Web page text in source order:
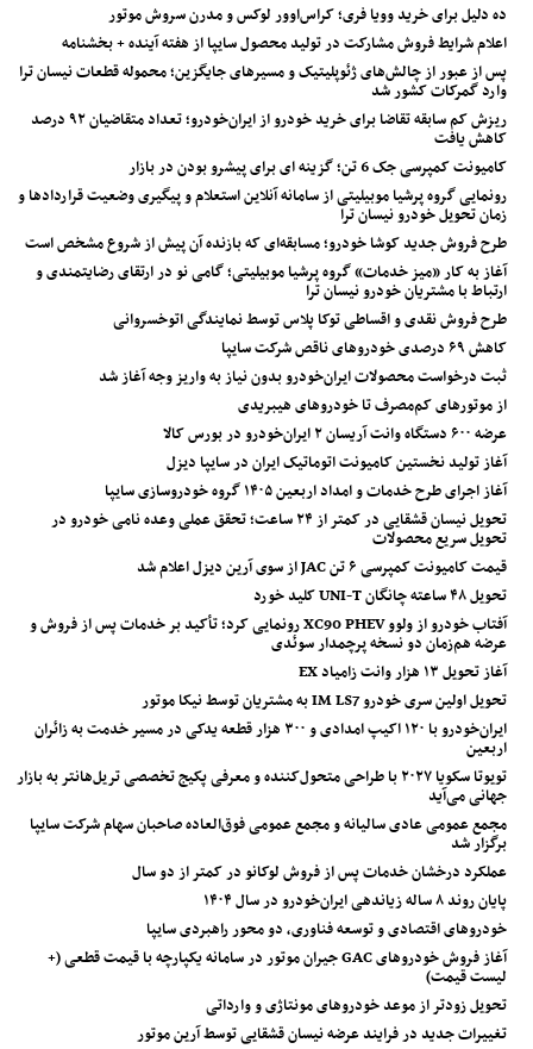
ده دلیل برای خرید وویا فری؛ کراس‌اوور لوکس و مدرن سروش موتور
اعلام شرایط فروش مشارکت در تولید محصول سایپا از هفته آینده + بخشنامه
پس از عبور از چالش‌های ژئوپلیتیک و مسیرهای جایگزین؛ محموله قطعات نیسان ترا
وارد گمرکات کشور شد
ریزش کم‌ سابقه تقاضا برای خرید خودرو از ایران‌خودرو؛ تعداد متقاضیان ۹۲ درصد
کاهش یافت
کامیونت کمپرسی جک 6 تن؛ گزینه ای برای پیشرو بودن در بازار
رونمایی گروه پرشیا موبیلیتی از سامانه آنلاین استعلام و پیگیری وضعیت قراردادها و
زمان تحویل خودرو نیسان ترا
طرح فروش جدید کوشا خودرو؛ مسابقه‌ای که بازنده آن پیش از شروع مشخص است
آغاز به کار «میز خدمات» گروه پرشیا موبیلیتی؛ گامی نو در ارتقای رضایتمندی و
ارتباط با مشتریان خودرو نیسان ترا
طرح فروش نقدی و اقساطی توکا پلاس توسط نمایندگی اتوخسروانی
کاهش ۶۹ درصدی خودروهای ناقص شرکت سایپا
ثبت درخواست محصولات ایران‌خودرو بدون نیاز به واریز وجه آغاز شد
از موتورهای کم‌مصرف تا خودروهای هیبریدی
عرضه ۶۰۰ دستگاه وانت آریسان ۲ ایران‌خودرو در بورس کالا
آغاز تولید نخستین کامیونت اتوماتیک ایران در سایپا دیزل
آغاز اجرای طرح خدمات و امداد اربعین ۱۴۰۵ گروه خودروسازی سایپا
تحویل نیسان قشقایی در کمتر از ۲۴ ساعت؛ تحقق عملی وعده نامی خودرو در
تحویل سریع محصولات
قیمت کامیونت کمپرسی ۶ تن JAC از سوی آرین دیزل اعلام شد
تحویل ۴۸ ساعته چانگان UNI-T کلید خورد
آفتاب خودرو از ولوو XC90 PHEV رونمایی کرد؛ تأکید بر خدمات پس از فروش و
عرضه هم‌زمان دو نسخه پرچمدار سوئدی
آغاز تحویل ۱۳ هزار وانت زامیاد EX
تحویل اولین سری خودرو IM LS7 به مشتریان توسط نیکا موتور
ایران‌خودرو با ۱۲۰ اکیپ امدادی و ۳۰۰ هزار قطعه یدکی در مسیر خدمت به زائران
اربعین
تویوتا سکویا ۲۰۲۷ با طراحی متحول‌کننده و معرفی پکیج تخصصی تریل‌هانتر به بازار
جهانی می‌آید
مجمع عمومی عادی سالیانه و مجمع عمومی فوق‌العاده صاحبان سهام شرکت سایپا
برگزار شد
عملکرد درخشان خدمات پس از فروش لوکانو در کمتر از دو سال
پایان روند ۸ ساله زیاندهی ایران‌خودرو در سال ۱۴۰۴
خودروهای اقتصادی و توسعه فناوری، دو محور راهبردی سایپا
آغاز فروش خودروهای GAC جیران موتور در سامانه یکپارچه با قیمت قطعی (+
لیست قیمت)
تحویل زودتر از موعد خودروهای مونتاژی و وارداتی
تغییرات جدید در فرایند عرضه نیسان قشقایی توسط آرین موتور